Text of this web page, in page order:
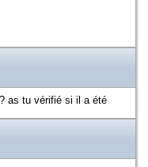
as tu vérifié si il a été